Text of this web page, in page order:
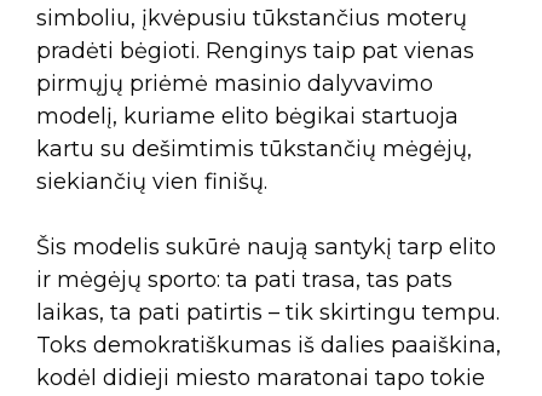
simboliu, įkvėpusiu tūkstančius moterų
pradėti bėgioti. Renginys taip pat vienas
pirmųjų priėmė masinio dalyvavimo
modelį, kuriame elito bėgikai startuoja
kartu su dešimtimis tūkstančių mėgėjų,
siekiančių vien finišų.
Šis modelis sukūrė naują santykį tarp elito
ir mėgėjų sporto: ta pati trasa, tas pats
laikas, ta pati patirtis – tik skirtingu tempu.
Toks demokratiškumas iš dalies paaiškina,
kodėl didieji miesto maratonai tapo tokie